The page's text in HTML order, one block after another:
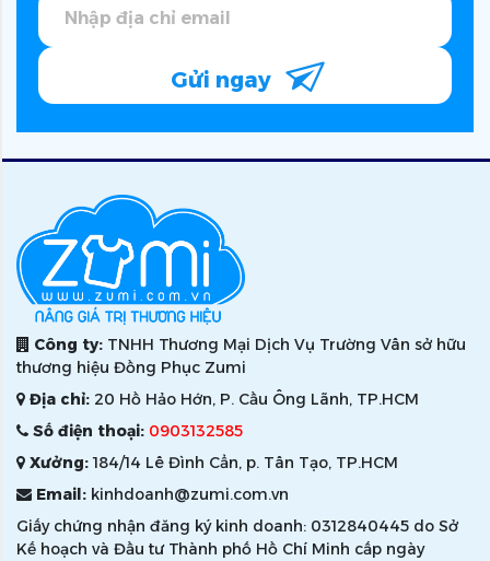
Gửi ngay
Công ty: TNHH Thương Mại Dịch Vụ Trường Vân sở hữu
thương hiệu Đồng Phục Zumi
Địa chỉ: 20 Hồ Hảo Hớn, P. Cầu Ông Lãnh, TP.HCM
Số điện thoại: 0903132585
Xưởng:184/14 Lê Đình Cẩn, p. Tân Tạo, TP.HCM
Email: kinhdoanh@zumi.com.vn
Giấy chứng nhận đăng ký kinh doanh: 0312840445 do Sở
Kế hoạch và Đầu tư Thành phố Hồ Chí Minh cấp ngày